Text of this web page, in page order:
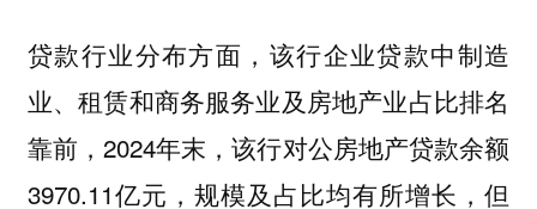
贷款行业分布方面，该行企业贷款中制造
业、租赁和商务服务业及房地产业占比排名
靠前，2024年末，该行对公房地产贷款余额
3970.11亿元，规模及占比均有所增长，但